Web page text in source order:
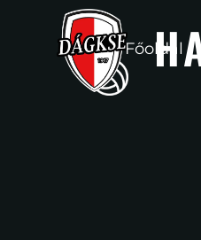
Főoldal